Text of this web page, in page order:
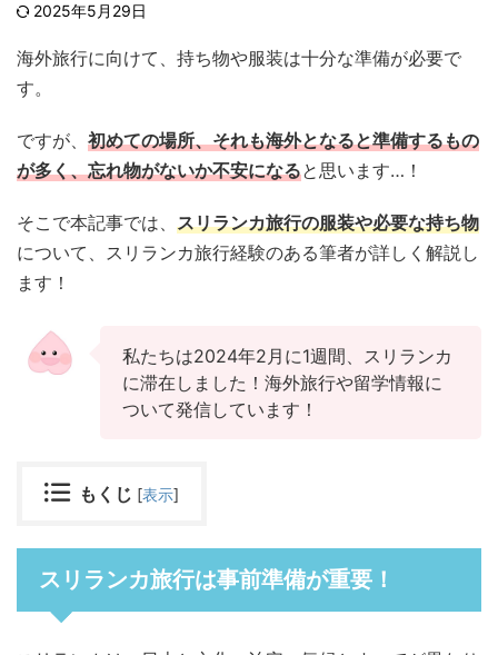
2025年5月29日
海外旅行に向けて、持ち物や服装は十分な準備が必要で
す。
ですが、 初めての場所、それも海外となると準備するもの
が多く、忘れ物がないか不安になると思います…！
そこで本記事では、 スリランカ旅行の服装や必要な持ち物
について、スリランカ旅行経験のある筆者が詳しく解説し
ます！
私たちは2024年2月に1週間、スリランカ
に滞在しました！海外旅行や留学情報に
ついて発信しています！
もくじ [表示]
スリランカ旅行は事前準備が重要！